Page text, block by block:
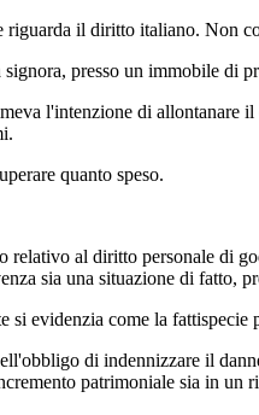
il diritto italiano. Non
presso un immobile di
l'intenzione di allontanare
quanto speso.
relativo al diritto personale di
sia una situazione di fatto,
si evidenzia come la
di indennizzare il
patrimoniale sia in un